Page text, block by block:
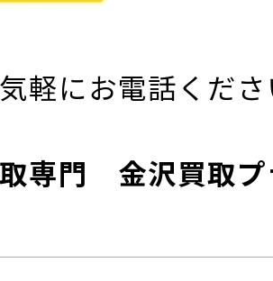
軽にお電話くだ
専門 金沢買取プ